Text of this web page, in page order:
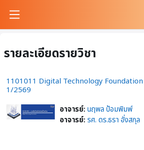
รายละเอียดรายวิชา
1101011 Digital Technology
1/2569
อาจารย์:นฤพล ป้อมพิมพ์
อาจารย์:รศ. ดร.ธรา อั่งสกุล